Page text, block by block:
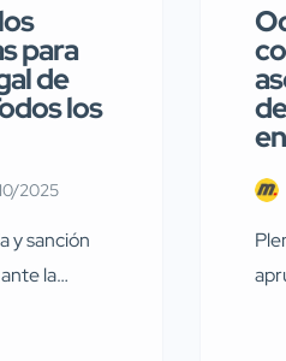
para
de
los
2025
y sanción
la